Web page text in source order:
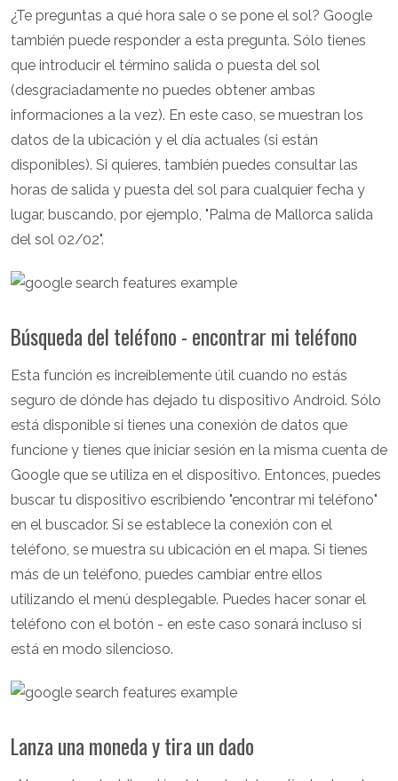
¿Te preguntas a qué hora sale o se pone el sol? Google
también puede responder a esta pregunta. Sólo tienes
que introducir el término salida o puesta del sol
(desgraciadamente no puedes obtener ambas
informaciones a la vez). En este caso, se muestran los
datos de la ubicación y el día actuales (si están
disponibles). Si quieres, también puedes consultar las
horas de salida y puesta del sol para cualquier fecha y
lugar, buscando, por ejemplo, "Palma de Mallorca salida
del sol 02/02".
Búsqueda del teléfono - encontrar mi teléfono
Esta función es increíblemente útil cuando no estás
seguro de dónde has dejado tu dispositivo Android. Sólo
está disponible si tienes una conexión de datos que
funcione y tienes que iniciar sesión en la misma cuenta de
Google que se utiliza en el dispositivo. Entonces, puedes
buscar tu dispositivo escribiendo "encontrar mi teléfono"
en el buscador. Si se establece la conexión con el
teléfono, se muestra su ubicación en el mapa. Si tienes
más de un teléfono, puedes cambiar entre ellos
utilizando el menú desplegable. Puedes hacer sonar el
teléfono con el botón - en este caso sonará incluso si
está en modo silencioso.
Lanza una moneda y tira un dado